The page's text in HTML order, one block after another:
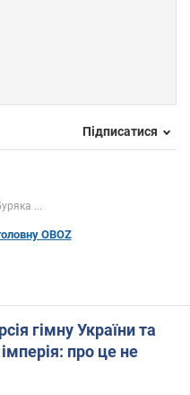
Підписатися
...
OBOZ
гімну України та
про це не